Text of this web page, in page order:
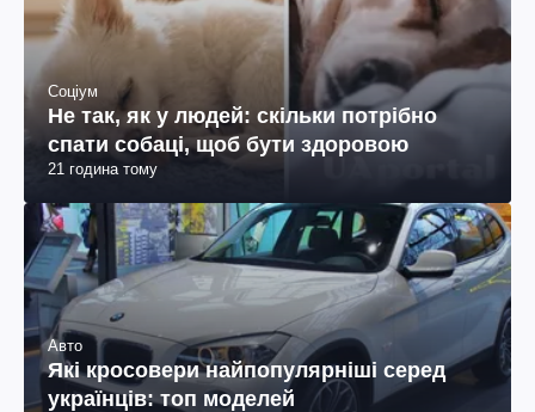
Соціум
Не так, як у людей: скільки потрібно
спати собаці, щоб бути здоровою
21 година тому
Авто
Які кросовери найпопулярніші серед
українців: топ моделей